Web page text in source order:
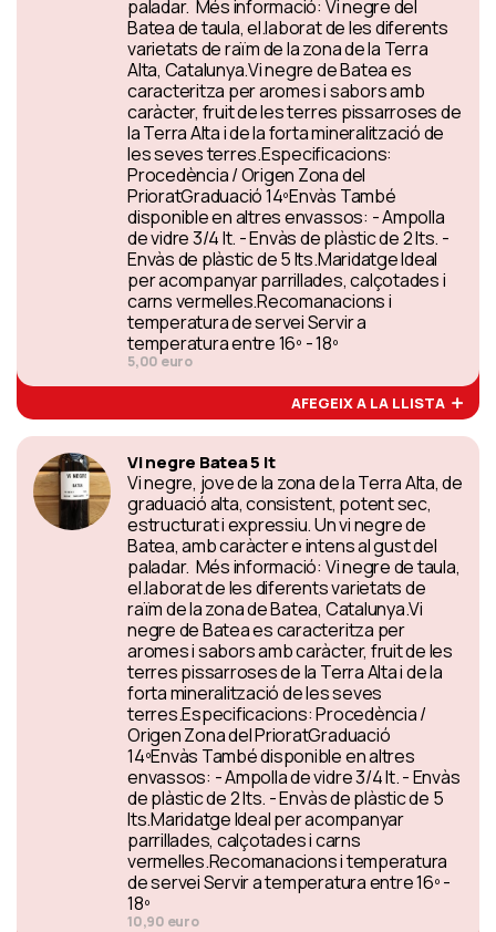
paladar. Més informació: Vi negre del
Batea de taula, el.laborat de les diferents
varietats de raïm de la zona de la Terra
Alta, Catalunya.Vi negre de Batea es
caracteritza per aromes i sabors amb
caràcter, fruit de les terres pissarroses de
la Terra Alta i de la forta mineralització de
les seves terres.Especificacions:
Procedència / Origen Zona del
PrioratGraduació 14ºEnvàs També
disponible en altres envassos: - Ampolla
de vidre 3/4 lt. - Envàs de plàstic de 2 lts. -
Envàs de plàstic de 5 lts.Maridatge Ideal
per acompanyar parrillades, calçotades i
carns vermelles.Recomanacions i
temperatura de servei Servir a
temperatura entre 16º - 18º
5,00 euro
AFEGEIX A LA LLISTA
Vi negre Batea 5 lt
Vi negre, jove de la zona de la Terra Alta, de
graduació alta, consistent, potent sec,
estructurat i expressiu. Un vi negre de
Batea, amb caràcter e intens al gust del
paladar. Més informació: Vi negre de taula,
el.laborat de les diferents varietats de
raïm de la zona de Batea, Catalunya.Vi
negre de Batea es caracteritza per
aromes i sabors amb caràcter, fruit de les
terres pissarroses de la Terra Alta i de la
forta mineralització de les seves
terres.Especificacions: Procedència /
Origen Zona del PrioratGraduació
14ºEnvàs També disponible en altres
envassos: - Ampolla de vidre 3/4 lt. - Envàs
de plàstic de 2 lts. - Envàs de plàstic de 5
lts.Maridatge Ideal per acompanyar
parrillades, calçotades i carns
vermelles.Recomanacions i temperatura
de servei Servir a temperatura entre 16º -
18º
10,90 euro